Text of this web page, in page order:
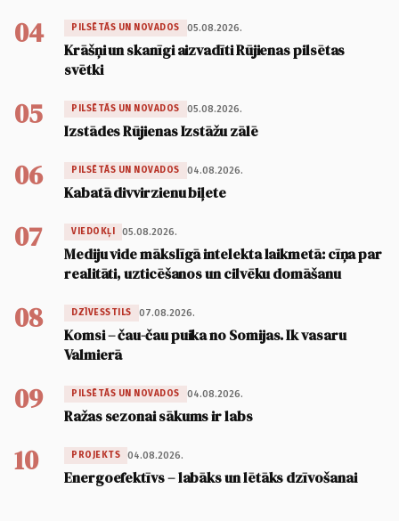
04 PILSĒTĀS UN NOVADOS 05.08.2026.
Krāšņi un skanīgi aizvadīti Rūjienas pilsētas
svētki
05 PILSĒTĀS UN NOVADOS 05.08.2026.
Izstādes Rūjienas Izstāžu zālē
06 PILSĒTĀS UN NOVADOS 04.08.2026.
Kabatā divvirzienu biļete
07 VIEDOKĻI 05.08.2026.
Mediju vide mākslīgā intelekta laikmetā: cīņa par
realitāti, uzticēšanos un cilvēku domāšanu
08 DZĪVESSTILS 07.08.2026.
Komsi – čau-čau puika no Somijas. Ik vasaru
Valmierā
09 PILSĒTĀS UN NOVADOS 04.08.2026.
Ražas sezonai sākums ir labs
10 PROJEKTS 04.08.2026.
Energoefektīvs – labāks un lētāks dzīvošanai